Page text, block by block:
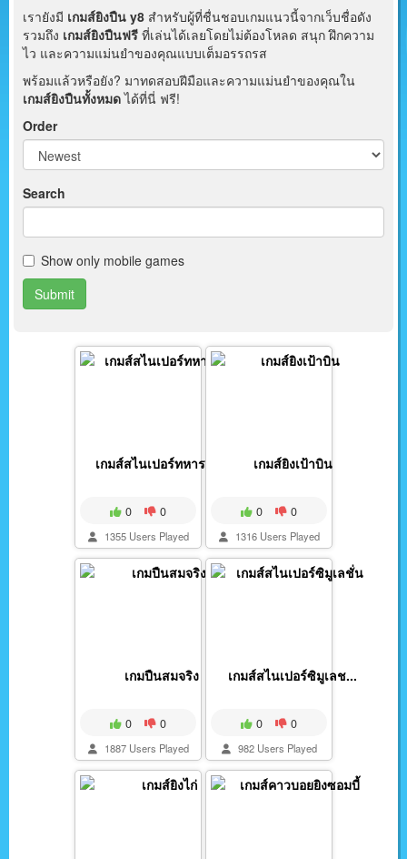
เรายังมี เกมส์ยิงปืน y8 สำหรับผู้ที่ชื่นชอบเกมแนวนี้จากเว็บชื่อดัง
รวมถึง เกมส์ยิงปืนฟรี ที่เล่นได้เลยโดยไม่ต้องโหลด สนุก ฝึกความ
ไว และความแม่นยำของคุณแบบเต็มอรรถรส
พร้อมแล้วหรือยัง? มาทดสอบฝีมือและความแม่นยำของคุณใน
เกมส์ยิงปืนทั้งหมดได้ที่นี่ ฟรี!
Order
Search
Show only mobile games
Submit
เกมส์สไนเปอร์ทหารเรื...
0 0
1355 Users Played
เกมส์ยิงเป้าบิน
0 0
1316 Users Played
เกมปืนสมจริง
0 0
1887 Users Played
เกมส์สไนเปอร์ซิมูเลช...
0 0
982 Users Played